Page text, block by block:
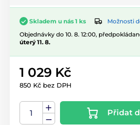
Skladem u nás 1 ks
Možnosti
Objednávky do 10. 8. 12:00,
úterý 11. 8.
1 029 Kč
850 Kč bez DPH
Přidat